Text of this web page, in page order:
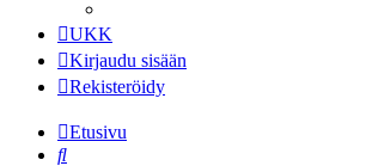
UKK
Kirjaudu sisään
Rekisteröidy
Etusivu
Etsi